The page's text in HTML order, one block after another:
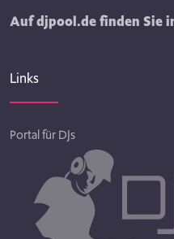
Auf djpool.de finden Sie
Links
Portal für DJs